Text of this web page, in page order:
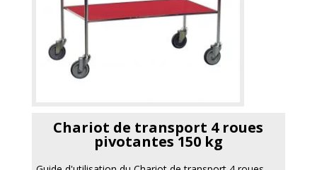
Chariot de transport 4 roues
pivotantes 150 kg